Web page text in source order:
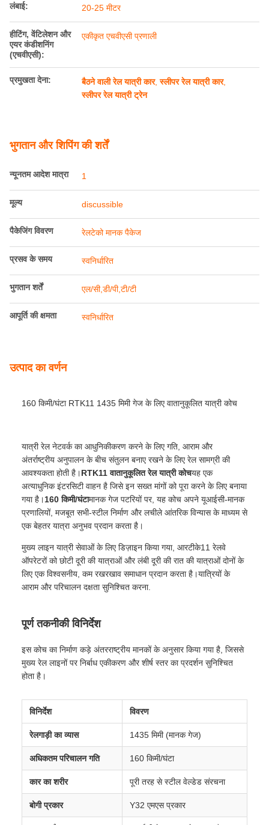
लंबाई: 20-25 मीटर
हीटिंग, वेंटिलेशन और
एयर कंडीशनिंग
(एचवीएसी):
एकीकृत एचवीएसी प्रणाली
प्रमुखता देना: बैठने वाली रेल यात्री कार,स्लीपर रेल यात्री कार,
स्लीपर रेल यात्री ट्रेन
भुगतान और शिपिंग की शर्तें
न्यूनतम आदेश मात्रा 1
मूल्य discussible
पैकेजिंग विवरण रेलटेको मानक पैकेज
प्रसव के समय स्वनिर्धारित
भुगतान शर्तें एल/सी,डी/पी,टी/टी
आपूर्ति की क्षमता स्वनिर्धारित
उत्पाद का वर्णन
160 किमी/घंटा RTK11 1435 मिमी गेज के लिए वातानुकूलित यात्री कोच
यात्री रेल नेटवर्क का आधुनिकीकरण करने के लिए गति, आराम और
अंतर्राष्ट्रीय अनुपालन के बीच संतुलन बनाए रखने के लिए रेल सामग्री की
आवश्यकता होती है।RTK11 वातानुकूलित रेल यात्री कोचयह एक
अत्याधुनिक इंटरसिटी वाहन है जिसे इन सख्त मांगों को पूरा करने के लिए बनाया
गया है।160 किमी/घंटामानक गेज पटरियों पर, यह कोच अपने यूआईसी-मानक
प्रणालियों, मजबूत सभी-स्टील निर्माण और लचीले आंतरिक विन्यास के माध्यम से
एक बेहतर यात्रा अनुभव प्रदान करता है।
मुख्य लाइन यात्री सेवाओं के लिए डिज़ाइन किया गया, आरटीके11 रेलवे
ऑपरेटरों को छोटी दूरी की यात्राओं और लंबी दूरी की रात की यात्राओं दोनों के
लिए एक विश्वसनीय, कम रखरखाव समाधान प्रदान करता है।यात्रियों के
आराम और परिचालन दक्षता सुनिश्चित करना.
पूर्ण तकनीकी विनिर्देश
इस कोच का निर्माण कड़े अंतरराष्ट्रीय मानकों के अनुसार किया गया है, जिससे
मुख्य रेल लाइनों पर निर्बाध एकीकरण और शीर्ष स्तर का प्रदर्शन सुनिश्चित
होता है।
विनिर्देश विवरण
रेलगाड़ी का व्यास 1435 मिमी (मानक गेज)
अधिकतम परिचालन गति 160 किमी/घंटा
कार का शरीर पूरी तरह से स्टील वेल्डेड संरचना
बोगी प्रकार Y32 एमएस प्रकार